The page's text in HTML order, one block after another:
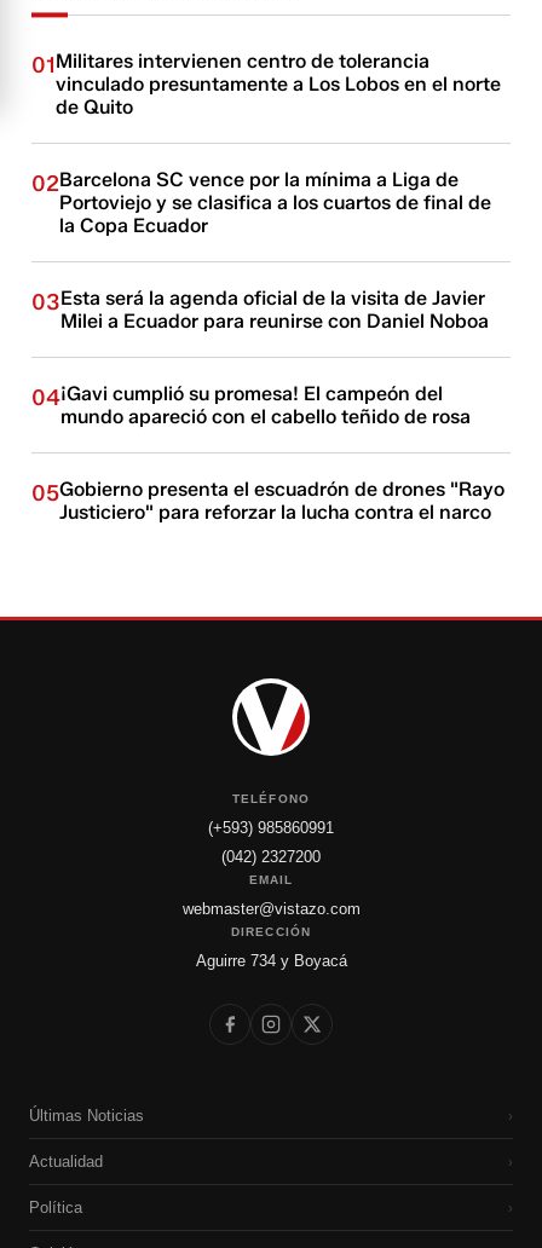
01Militares intervienen centro de tolerancia
vinculado presuntamente a Los Lobos en el norte
de Quito
02Barcelona SC vence por la mínima a Liga de
Portoviejo y se clasifica a los cuartos de final de
la Copa Ecuador
03Esta será la agenda oficial de la visita de Javier
Milei a Ecuador para reunirse con Daniel Noboa
04¡Gavi cumplió su promesa! El campeón del
mundo apareció con el cabello teñido de rosa
05Gobierno presenta el escuadrón de drones "Rayo
Justiciero" para reforzar la lucha contra el narco
TELÉFONO
(+593) 985860991
(042) 2327200
EMAIL
webmaster@vistazo.com
DIRECCIÓN
Aguirre 734 y Boyacá
Últimas Noticias ›
Actualidad ›
Política ›